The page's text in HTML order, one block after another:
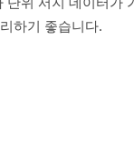
하기 좋습니다.